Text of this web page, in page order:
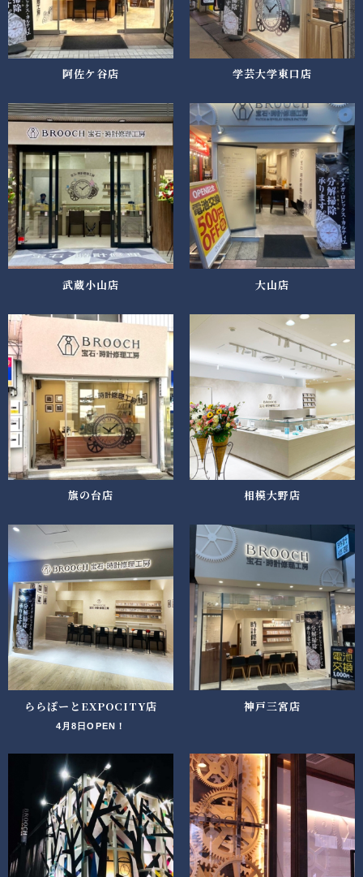
阿佐ケ谷店 学芸大学東口店
武蔵小山店 大山店
旗の台店 相模大野店
ららぽーとEXPOCITY店
4月8日OPEN！
神戸三宮店